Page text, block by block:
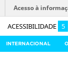
ACESSIBILIDADE 5
Acesso à
INTERNACIONAL